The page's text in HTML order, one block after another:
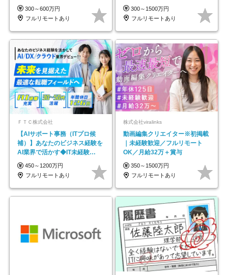
在宅勤務手当あり
300～600万円
フルリモートあり
円～／年休130日以上
300～1500万円
フルリモートあり
ＦＴＣ株式会社
【AIサポート事務（ITプロ候
補）】あなたのビジネス経験を
AI業界で活かす◆IT未経験
OK◆目指せるコンサル
450～1200万円
フルリモートあり
株式会社viralinks
動画編集クリエイター※初掲載
｜未経験歓迎／フルリモート
OK／月給32万＋賞与
350～1500万円
フルリモートあり